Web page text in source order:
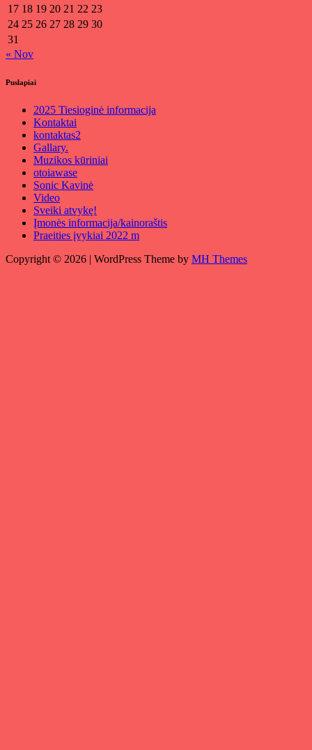
17 18 19 20 21 22 23
24 25 26 27 28 29 30
31
« Nov
Puslapiai
2025 Tiesioginė informacija
Kontaktai
kontaktas2
Gallary.
Muzikos kūriniai
otoiawase
Sonic Kavinė
Video
Sveiki atvykę!
Įmonės informacija/kainoraštis
Praeities įvykiai 2022 m
Copyright © 2026 | WordPress Theme by MH Themes